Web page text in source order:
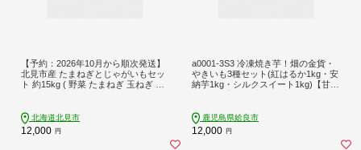
【予約：2026年10月から順次発送】
北見市産 たまねぎとじゃがいもセッ
ト 約15kg ( 野菜 たまねぎ 玉ねぎ タ
012】北海道北見市
12,000 円
a0001-3S3 冷凍焼き芋！畑の金貨・
やきいも3種セット(紅はるか1kg・安
納芋1kg・シルクスイート1kg)【甘い
芋 熟成 蜜
鹿児島県姶良市
12,000 円